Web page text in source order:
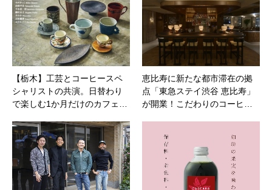
【栃木】工芸とコーヒースペ
シャリストの共演。日替わり
で楽しむ1か月だけのカフェ…
恵比寿に新たな都市滞在の拠
点「東急ステイ渋谷 恵比寿」
が開業！こだわりのコーヒ…